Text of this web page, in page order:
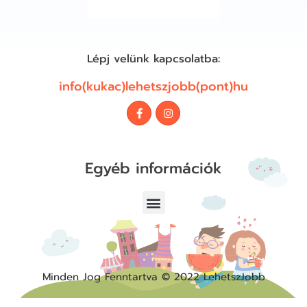
Lépj velünk kapcsolatba:
info(kukac)lehetszjobb(pont)hu
Egyéb információk
Minden Jog Fenntartva © 2022 LehetszJobb